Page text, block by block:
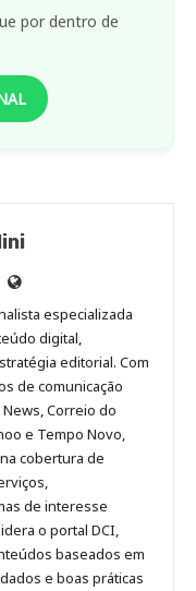
por dentro de
Site
de
Anny
Malagolini
especializada
digital,
editorial. Com
de comunicação
Correio do
e Tempo Novo,
cobertura de
de interesse
o portal DCI,
baseados em
e boas práticas